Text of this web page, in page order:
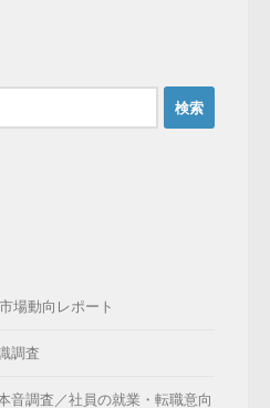
場動向レポート
調査
音調査／社員の就業・転職意向